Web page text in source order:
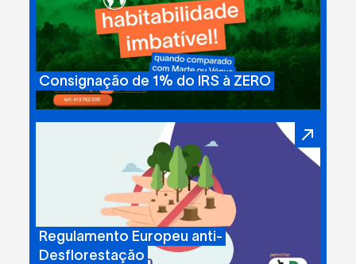
Consignação de 1% do IRS à ZERO
Regulamento Europeu anti-
Desflorestação